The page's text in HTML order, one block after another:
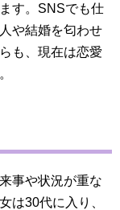
す。SNSでも仕
や結婚を匂わせ
も、現在は恋愛
事や状況が重な
は30代に入り、